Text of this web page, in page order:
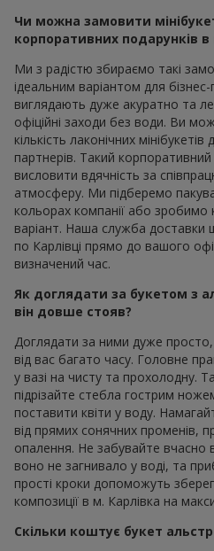
Чи можна замовити
корпоративних подарунків в
Ми з радістю збираємо такі
ідеальним варіантом для
виглядають дуже акуратно та
офіційні заходи без води. Ви
кількість лаконічних
партнерів. Такий
висловити вдячність за
атмосферу. Ми підберемо
кольорах компанії або зробимо
варіант. Наша служба доставки
по Карлівці прямо до вашого
визначений час.
Як доглядати за букетом з
він довше стояв?
Доглядати за ними дуже
від вас багато часу. Головне
у вазі на чисту та прохолодну.
підрізайте стебла гострим
поставити квіти у воду.
від прямих сонячних променів,
опалення. Не забувайте
воно не загнивало у воді, та
прості кроки допоможуть
композиції в м. Карлівка на
Скільки коштує букет